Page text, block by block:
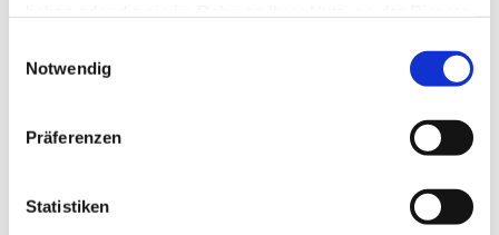
Notwendig
Präferenzen
Statistiken
"Ökumenische" Trauung